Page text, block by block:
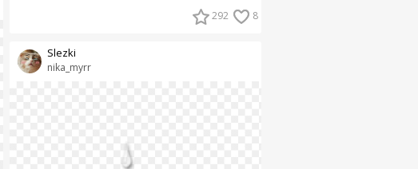
292 8
nika_myrr
Slezki